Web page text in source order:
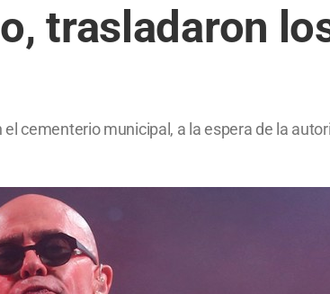
trasladaron
cementerio municipal, a la espera de la